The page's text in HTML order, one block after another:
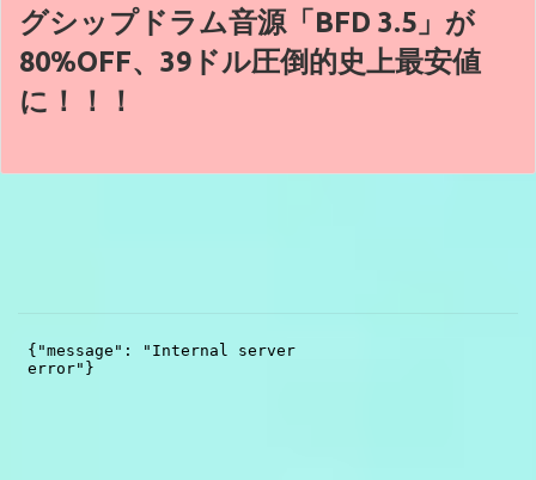
グシップドラム音源「BFD 3.5」が
80%OFF、39ドル圧倒的史上最安値
に！！！